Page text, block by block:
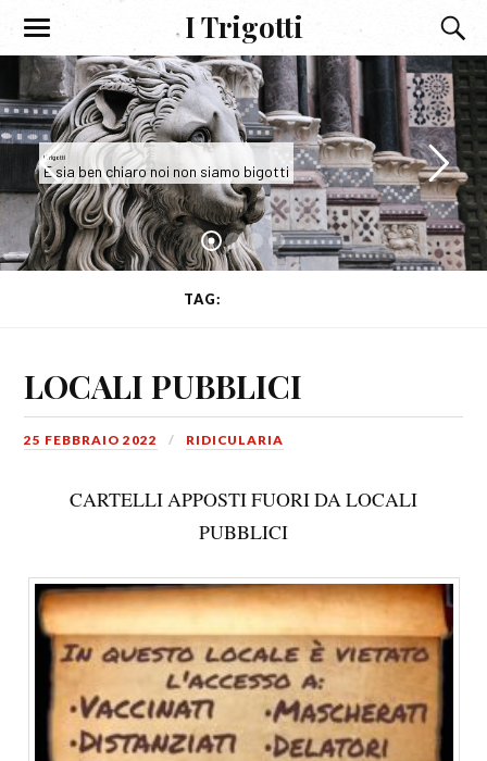
I Trigotti
I Trigotti
E sia ben chiaro noi non siamo bigotti
TAG:
LOCALI PUBBLICI
25 FEBBRAIO 2022 RIDICULARIA
CARTELLI APPOSTI FUORI DA LOCALI
PUBBLICI